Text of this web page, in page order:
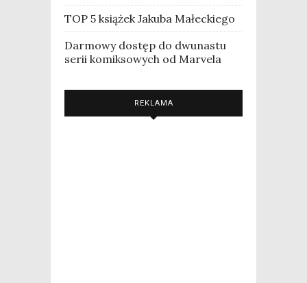
TOP 5 książek Jakuba Małeckiego
Darmowy dostęp do dwunastu
serii komiksowych od Marvela
REKLAMA